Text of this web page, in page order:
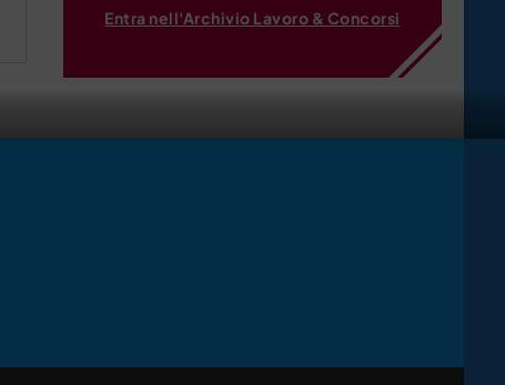
Entra nell'Archivio Lavoro & Concorsi